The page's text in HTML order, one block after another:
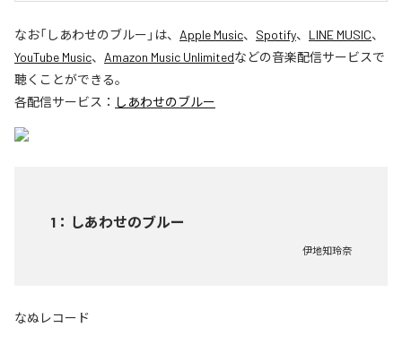
なお「しあわせのブルー 」は、 Apple Music、 Spotify、 LINE MUSIC、
YouTube Music、 Amazon Music Unlimitedなどの音楽配信サービスで
聴くことができる。
各配信サービス： しあわせのブルー
1 ： しあわせのブルー
伊地知玲奈
なぬレコード